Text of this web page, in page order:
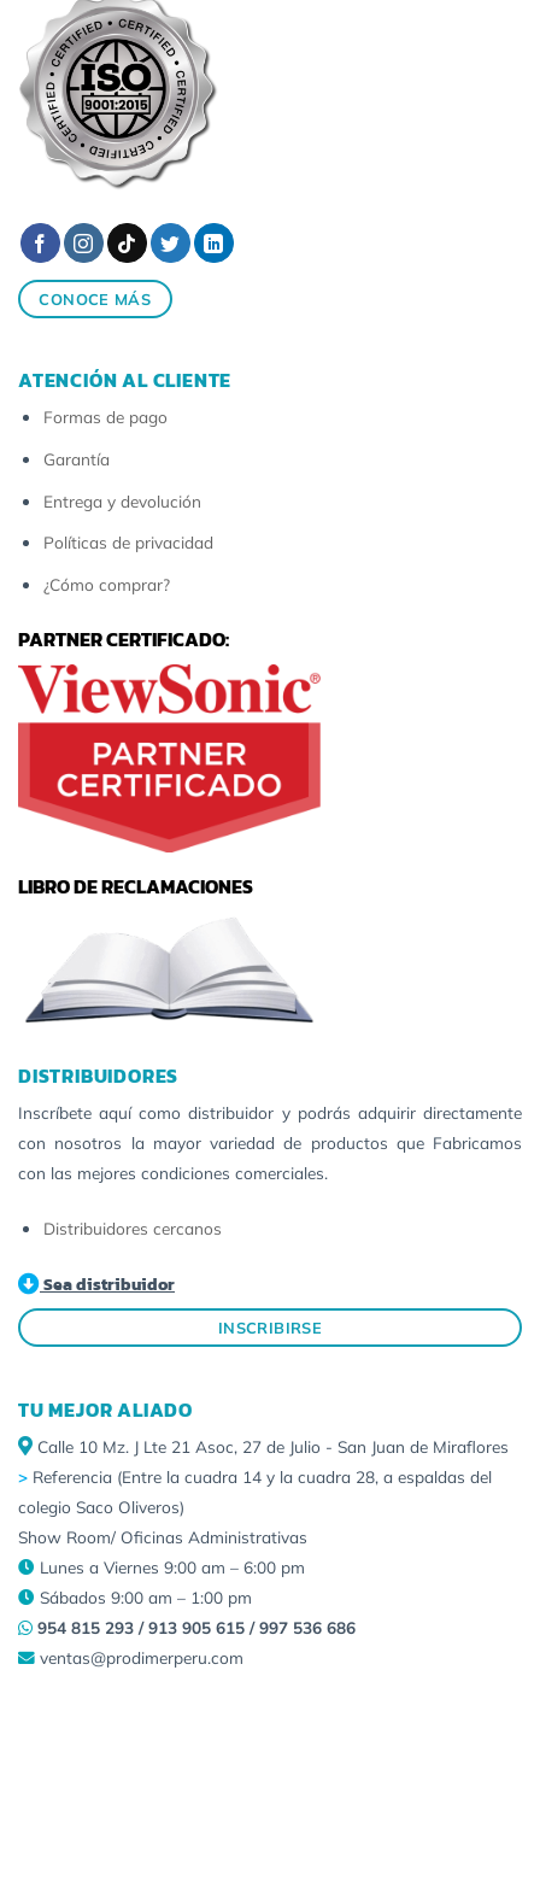
CONOCE MÁS
ATENCIÓN AL CLIENTE
Formas de pago
Garantía
Entrega y devolución
Políticas de privacidad
¿Cómo comprar?
PARTNER CERTIFICADO:
LIBRO DE RECLAMACIONES
DISTRIBUIDORES
Inscríbete aquí como distribuidor y podrás adquirir directamente
con nosotros la mayor variedad de productos que Fabricamos
con las mejores condiciones comerciales.
Distribuidores cercanos
Sea distribuidor
INSCRIBIRSE
TU MEJOR ALIADO
Calle 10 Mz. J Lte 21 Asoc, 27 de Julio - San Juan de Miraflores
> Referencia (Entre la cuadra 14 y la cuadra 28, a espaldas del
colegio Saco Oliveros)
Show Room/ Oficinas Administrativas
Lunes a Viernes 9:00 am – 6:00 pm
Sábados 9:00 am – 1:00 pm
954 815 293 / 913 905 615 / 997 536 686
ventas@prodimerperu.com